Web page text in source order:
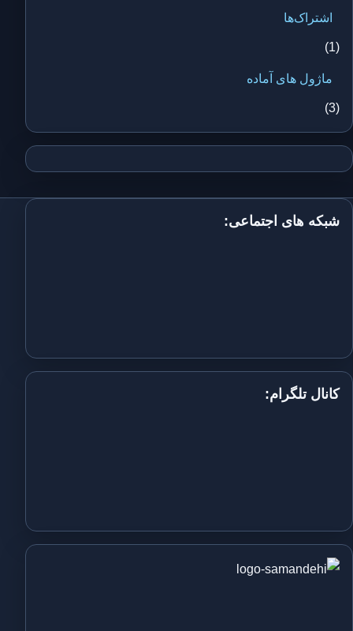
اشتراک‌ها
(1)
ماژول های آماده
(3)
شبکه های اجتماعی:
کانال تلگرام: